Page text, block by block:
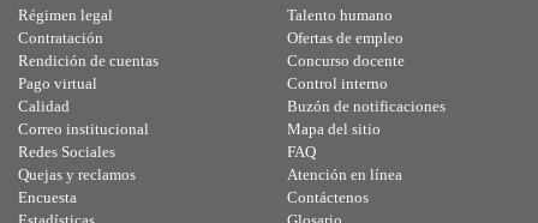
Régimen legal
Contratación
Rendición de cuentas
Pago virtual
Calidad
Talento humano
Ofertas de empleo
Concurso docente
Control interno
Buzón de notificaciones
Correo institucional
Redes Sociales
Quejas y reclamos
Encuesta
Mapa del sitio
FAQ
Atención en línea
Contáctenos